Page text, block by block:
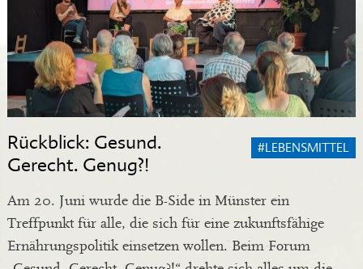
Rückblick: Gesund.
Gerecht. Genug?!
#LEBENSMITTEL
Am 20. Juni wurde die B-Side in Münster ein
Treffpunkt für alle, die sich für eine zukunftsfähige
Ernährungspolitik einsetzen wollen. Beim Forum